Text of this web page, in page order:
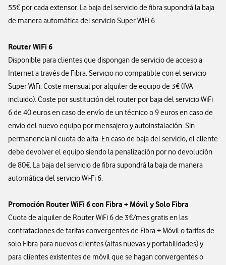
55€ por cada extensor. La baja del servicio de fibra supondrá la baja
de manera automática del servicio Super WiFi 6.
Router WiFi 6
Disponible para clientes que dispongan de servicio de acceso a
Internet a través de Fibra. Servicio no compatible con el servicio
Super WiFi. Coste mensual por alquiler de equipo de 3€ (IVA
incluido). Coste por sustitución del router por baja del servicio WiFi
6 de 40 euros en caso de envío de un técnico o 9 euros en caso de
envío del nuevo equipo por mensajero y autoinstalación. Sin
permanencia ni cuota de alta. En caso de baja del servicio, el cliente
debe devolver el equipo siendo la penalización por no devolución
de 80€. La baja del servicio de fibra supondrá la baja de manera
automática del servicio Wi-Fi 6.
Promoción Router WiFi 6 con Fibra + Móvil y Solo Fibra
Cuota de alquiler de Router WiFi 6 de 3€/mes gratis en las
contrataciones de tarifas convergentes de Fibra + Móvil o tarifas de
solo Fibra para nuevos clientes (altas nuevas y portabilidades) y
para clientes existentes de móvil que se hagan convergentes o